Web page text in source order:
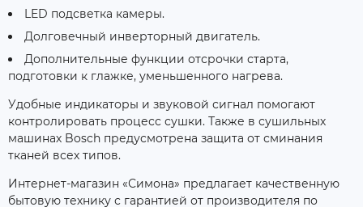
LED подсветка камеры.
Долговечный инверторный двигатель.
Дополнительные функции отсрочки старта,
подготовки к глажке, уменьшенного нагрева.
Удобные индикаторы и звуковой сигнал помогают
контролировать процесс сушки. Также в сушильных
машинах Bosch предусмотрена защита от сминания
тканей всех типов.
Интернет-магазин «Симона» предлагает качественную
бытовую технику с гарантией от производителя по